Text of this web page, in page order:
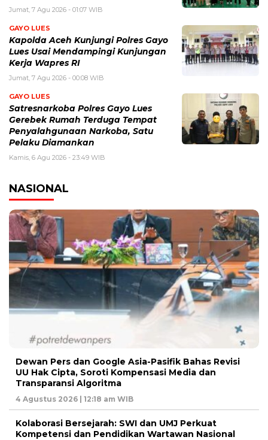
Jumat, 7 Agu 2026 - 01:07 WIB
GAYO LUES
Kapolda Aceh Kunjungi Polres Gayo
Lues Usai Mendampingi Kunjungan
Kerja Wapres RI
Jumat, 7 Agu 2026 - 00:08 WIB
GAYO LUES
Satresnarkoba Polres Gayo Lues
Gerebek Rumah Terduga Tempat
Penyalahgunaan Narkoba, Satu
Pelaku Diamankan
Kamis, 6 Agu 2026 - 23:49 WIB
NASIONAL
Dewan Pers dan Google Asia-Pasifik Bahas Revisi
UU Hak Cipta, Soroti Kompensasi Media dan
Transparansi Algoritma
4 Agustus 2026 | 12:18 am WIB
Kolaborasi Bersejarah: SWI dan UMJ Perkuat
Kompetensi dan Pendidikan Wartawan Nasional